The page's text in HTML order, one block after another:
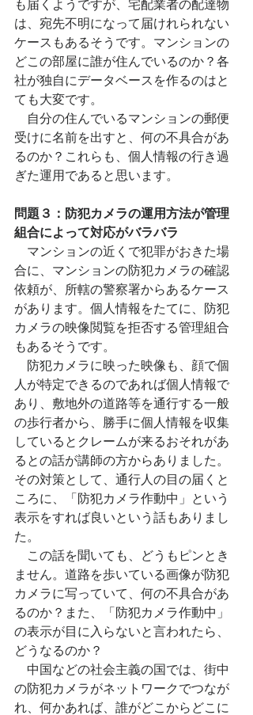
も届くようですが、宅配業者の配達物
は、宛先不明になって届けれられない
ケースもあるそうです。マンションの
どこの部屋に誰が住んでいるのか？各
社が独自にデータベースを作るのはと
ても大変です。
自分の住んでいるマンションの郵便
受けに名前を出すと、何の不具合があ
るのか？これらも、個人情報の行き過
ぎた運用であると思います。
問題３：防犯カメラの運用方法が管理
組合によって対応がバラバラ
マンションの近くで犯罪がおきた場
合に、マンションの防犯カメラの確認
依頼が、所轄の警察署からあるケース
があります。個人情報をたてに、防犯
カメラの映像閲覧を拒否する管理組合
もあるそうです。
防犯カメラに映った映像も、顔で個
人が特定できるのであれば個人情報で
あり、敷地外の道路等を通行する一般
の歩行者から、勝手に個人情報を収集
しているとクレームが来るおそれがあ
るとの話が講師の方からありました。
その対策として、通行人の目の届くと
ころに、「防犯カメラ作動中」という
表示をすれば良いという話もありまし
た。
この話を聞いても、どうもピンとき
ません。道路を歩いている画像が防犯
カメラに写っていて、何の不具合があ
るのか？また、「防犯カメラ作動中」
の表示が目に入らないと言われたら、
どうなるのか？
中国などの社会主義の国では、街中
の防犯カメラがネットワークでつなが
れ、何かあれば、誰がどこからどこに